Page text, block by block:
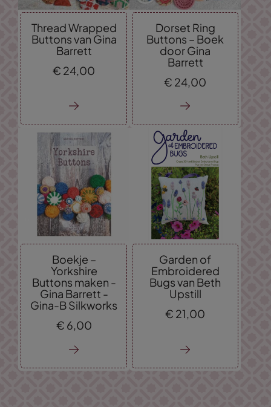
Thread Wrapped
Buttons van Gina
Barrett
€ 24,00
Dorset Ring
Buttons – Boek
door Gina
Barrett
€ 24,00
Boekje –
Yorkshire
Buttons maken -
Gina Barrett -
Gina-B Silkworks
€ 6,00
Garden of
Embroidered
Bugs van Beth
Upstill
€ 21,00